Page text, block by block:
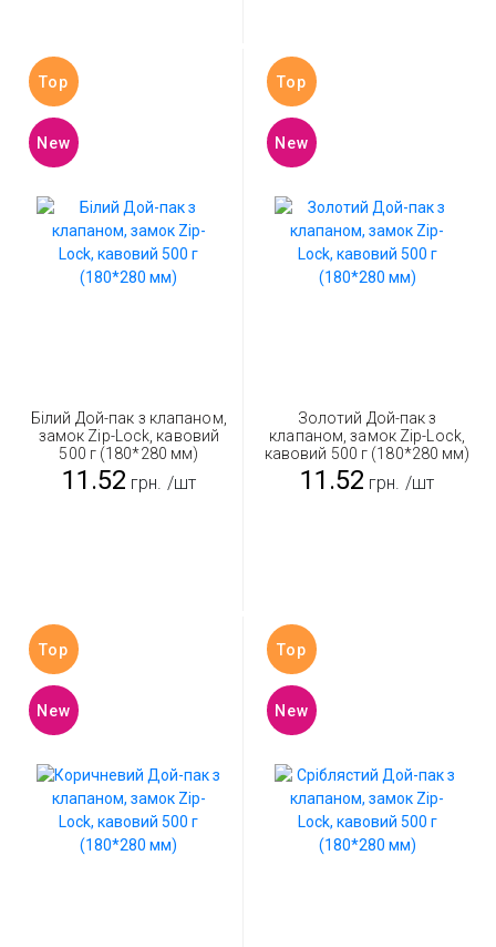
Top
New
Білий Дой-пак з клапаном,
замок Zip-Lock, кавовий
500 г (180*280 мм)
11.52 грн. /шт
Top
New
Золотий Дой-пак з
клапаном, замок Zip-Lock,
кавовий 500 г (180*280 мм)
11.52 грн. /шт
Top
New
Top
New